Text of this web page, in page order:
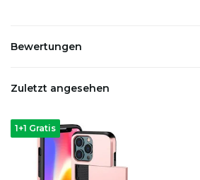
Bewertungen
Zuletzt angesehen
1+1 Gratis